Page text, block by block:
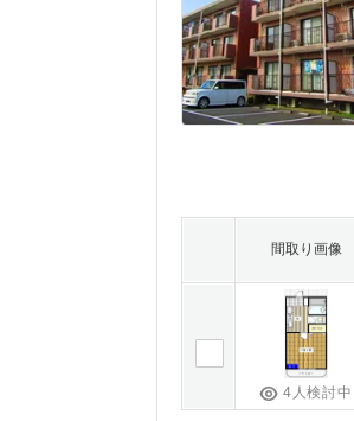
間取り画像
4人検討中